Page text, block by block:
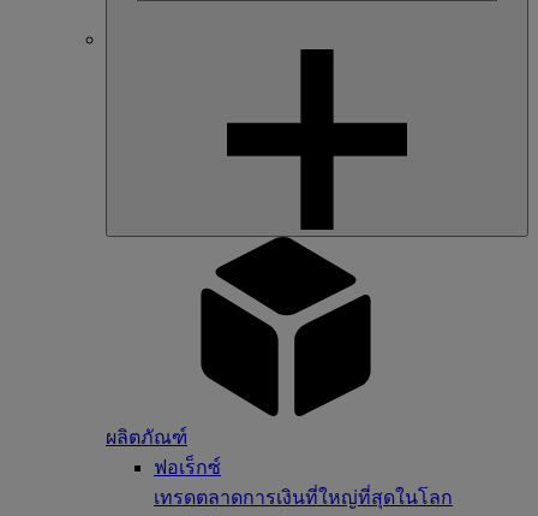
ผลิตภัณฑ์
ฟอเร็กซ์
เทรดตลาดการเงินที่ใหญ่ที่สุดในโลก